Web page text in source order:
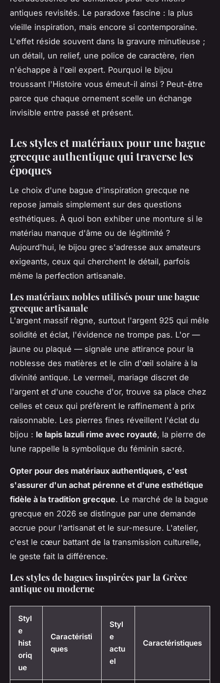
antiques revisités. Le paradoxe fascine : la plus
vieille inspiration, mais encore si contemporaine.
L'effet réside souvent dans la gravure minutieuse ;
un détail, un relief, une police de caractère, rien
n'échappe à l'œil expert. Pourquoi le bijou
troussant l'Histoire vous émeut-il ainsi ? Peut-être
parce que chaque ornement scelle un échange
invisible entre passé et présent.
Les styles et matériaux pour une bague
grecque authentique qui traverse les
époques
Le choix d'une bague d'inspiration grecque ne
repose jamais simplement sur des questions
esthétiques. À quoi bon exhiber une monture si le
matériau manque d'âme ou de légitimité ?
Aujourd'hui, le bijou grec s'adresse aux amateurs
exigeants, ceux qui cherchent le détail, parfois
même la perfection artisanale.
Les matériaux nobles utilisés pour une bague
grecque artisanale
L'argent massif règne, surtout l'argent 925 qui mêle
solidité et éclat, l'évidence ne trompe pas. L'or —
jaune ou plaqué — signale une attirance pour la
noblesse des matières et le clin d'œil solaire à la
divinité antique. Le vermeil, mariage discret de
l'argent et d'une couche d'or, trouve sa place chez
celles et ceux qui préfèrent le raffinement à prix
raisonnable. Les pierres fines réveillent l'éclat du
bijou : le lapis lazuli rime avec royauté, la pierre de
lune rappelle la symbolique du féminin sacré.
Opter pour des matériaux authentiques, c'est
s'assurer d'un achat pérenne et d'une esthétique
fidèle à la tradition grecque. Le marché de la bague
grecque en 2026 se distingue par une demande
accrue pour l'artisanat et le sur-mesure. L'atelier,
c'est le cœur battant de la transmission culturelle,
le geste fait la différence.
Les styles de bagues inspirées par la Grèce
antique ou moderne
Styl
e
hist
oriq
ue
Caractéristi
ques
Styl
e
actu
el
Caractéristiques